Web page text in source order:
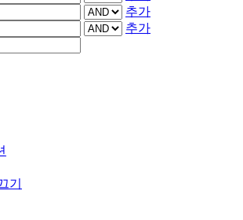
추가
추가
기